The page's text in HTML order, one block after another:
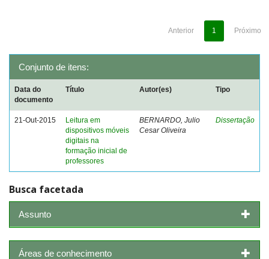
Anterior 1 Próximo
Conjunto de itens:
Data do
documento
Título Autor(es) Tipo
21-Out-2015
Leitura em
dispositivos móveis
digitais na
formação inicial de
professores
BERNARDO, Julio
Cesar Oliveira
Dissertação
Busca facetada
Assunto
Áreas de conhecimento